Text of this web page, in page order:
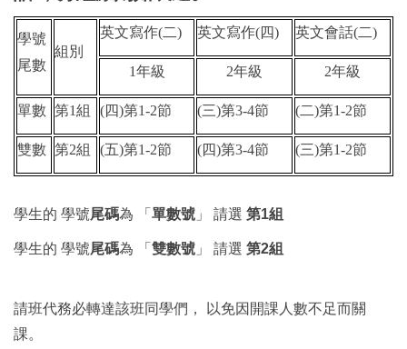
學號
尾數
組別
英文寫作(二) 英文寫作(四) 英文會話(二)
1年級 2年級 2年級
單數 第1組 (四)第1-2節 (三)第3-4節 (二)第1-2節
雙數 第2組 (五)第1-2節 (四)第3-4節 (三)第1-2節
學生的 學號尾碼為 「 單數號 」 請選 第1組
學生的 學號尾碼為 「 雙數號 」 請選 第2組
請班代務必轉達該班同學們， 以免因開課人數不足而關
課。